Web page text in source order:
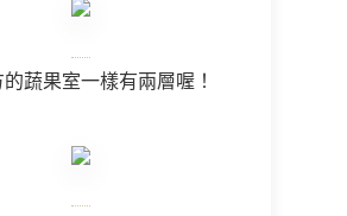
蔬果室一樣有兩層喔！